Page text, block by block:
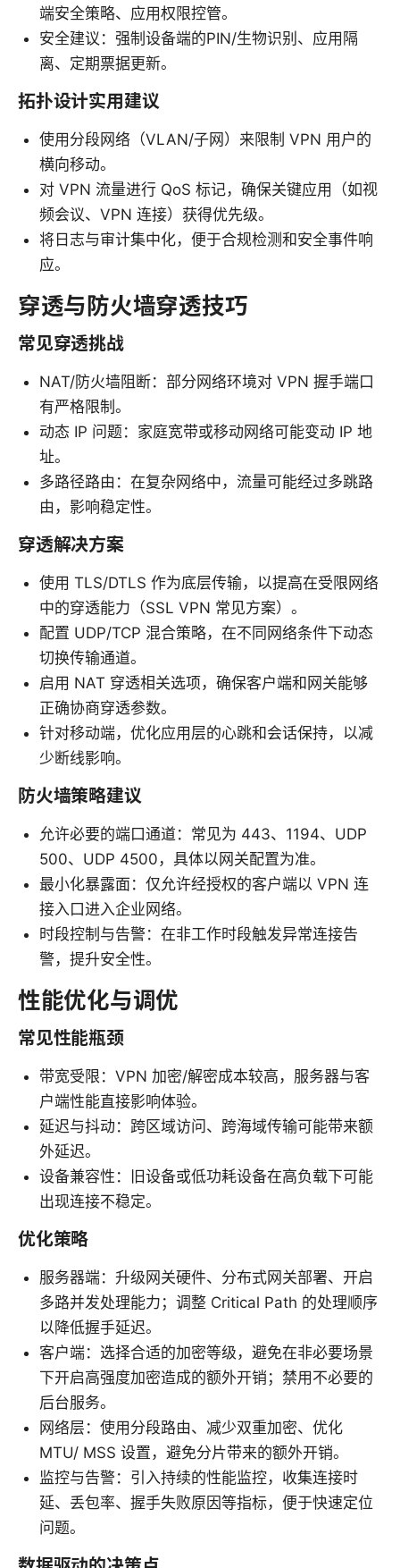
端安全策略、应用权限控管。
安全建议：强制设备端的PIN/生物识别、应用隔
离、定期票据更新。
拓扑设计实用建议
使用分段网络（VLAN/子网）来限制 VPN 用户的
横向移动。
对 VPN 流量进行 QoS 标记，确保关键应用（如视
频会议、VPN 连接）获得优先级。
将日志与审计集中化，便于合规检测和安全事件响
应。
穿透与防火墙穿透技巧
常见穿透挑战
NAT/防火墙阻断：部分网络环境对 VPN 握手端口
有严格限制。
动态 IP 问题：家庭宽带或移动网络可能变动 IP 地
址。
多路径路由：在复杂网络中，流量可能经过多跳路
由，影响稳定性。
穿透解决方案
使用 TLS/DTLS 作为底层传输，以提高在受限网络
中的穿透能力（SSL VPN 常见方案）。
配置 UDP/TCP 混合策略，在不同网络条件下动态
切换传输通道。
启用 NAT 穿透相关选项，确保客户端和网关能够
正确协商穿透参数。
针对移动端，优化应用层的心跳和会话保持，以减
少断线影响。
防火墙策略建议
允许必要的端口通道：常见为 443、1194、UDP
500、UDP 4500，具体以网关配置为准。
最小化暴露面：仅允许经授权的客户端以 VPN 连
接入口进入企业网络。
时段控制与告警：在非工作时段触发异常连接告
警，提升安全性。
性能优化与调优
常见性能瓶颈
带宽受限：VPN 加密/解密成本较高，服务器与客
户端性能直接影响体验。
延迟与抖动：跨区域访问、跨海域传输可能带来额
外延迟。
设备兼容性：旧设备或低功耗设备在高负载下可能
出现连接不稳定。
优化策略
服务器端：升级网关硬件、分布式网关部署、开启
多路并发处理能力；调整 Critical Path 的处理顺序
以降低握手延迟。
客户端：选择合适的加密等级，避免在非必要场景
下开启高强度加密造成的额外开销；禁用不必要的
后台服务。
网络层：使用分段路由、减少双重加密、优化
MTU/ MSS 设置，避免分片带来的额外开销。
监控与告警：引入持续的性能监控，收集连接时
延、丢包率、握手失败原因等指标，便于快速定位
问题。